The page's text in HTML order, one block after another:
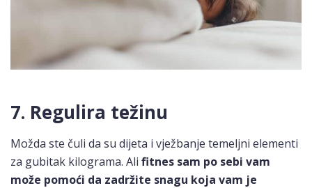
7. Regulira težinu
Možda ste čuli da su dijeta i vježbanje temeljni elementi
za gubitak kilograma. Ali fitnes sam po sebi vam
može pomoći da zadržite snagu koja vam je